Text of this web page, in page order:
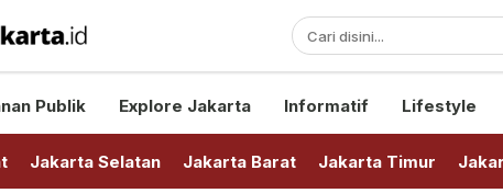
Jakarta Ada Disini!
Publik Explore Jakarta Informatif Lifestyle
Jakarta Selatan Jakarta Barat Jakarta Timur